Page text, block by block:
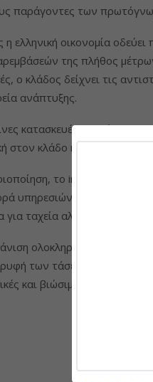
παράγοντες των
ελληνική οικονομία
της πλήθος
ο κλάδος δείχνει τις
ανάπτυξης.
κατασκευές και
στον κλάδο και
το internet of things,
υπηρεσιών που
για ταχεία αλλαγή στον
ολοκληρωμένων
των τάσεων
και βιώσιμες.